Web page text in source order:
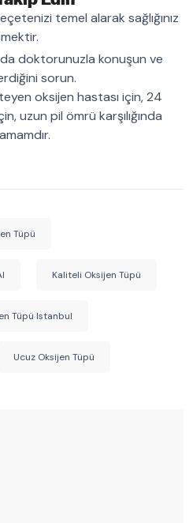
temel alarak sağlığınız
doktorunuzla konuşun ve
sorun.
oksijen hastası için, 24
uzun pil ömrü karşılığında
Tüpü
Kaliteli Oksijen Tüpü
Tüpü Istanbul
Ucuz Oksijen Tüpü